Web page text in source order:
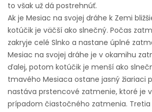
to však už dá postrehnúť.
Ak je Mesiac na svojej dráhe k Zemi
kotúčik je väčší ako slnečný. Počas
zakryje celé Slnko a nastane úplné
Mesiac na svojej dráhe je v okamihu
ďalej, potom kotúčik je menší ako
tmavého Mesiaca ostane jasný žiariaci
nastáva prstencové zatmenie, ktoré je
prípadom čiastočného zatmenia. Tretia